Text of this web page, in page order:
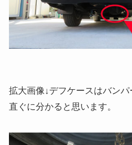
拡大画像↓デフケースはバンパ
直ぐに分かると思います。